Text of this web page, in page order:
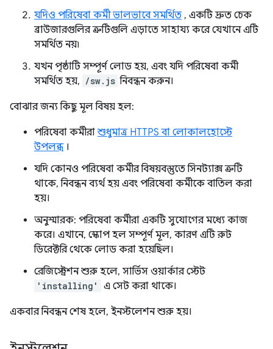
যদিও পরিষেবা কর্মী ভালভাবে সমর্থিত , একটি দ্রুত চেক
ব্রাউজারগুলির ত্রুটিগুলি এড়াতে সাহায্য করে যেখানে এটি
সমর্থিত নয়৷
যখন পৃষ্ঠাটি সম্পূর্ণ লোড হয়, এবং যদি পরিষেবা কর্মী
সমর্থিত হয়, /sw.js নিবন্ধন করুন।
বোঝার জন্য কিছু মূল বিষয় হল:
পরিষেবা কর্মীরা শুধুমাত্র HTTPS বা লোকালহোস্টে
উপলব্ধ।
যদি কোনও পরিষেবা কর্মীর বিষয়বস্তুতে সিনট্যাক্স ত্রুটি
থাকে, নিবন্ধন ব্যর্থ হয় এবং পরিষেবা কর্মীকে বাতিল করা
হয়।
অনুস্মারক: পরিষেবা কর্মীরা একটি সুযোগের মধ্যে কাজ
করে। এখানে, স্কোপ হল সম্পূর্ণ মূল, কারণ এটি রুট
ডিরেক্টরি থেকে লোড করা হয়েছিল।
রেজিস্ট্রেশন শুরু হলে, সার্ভিস ওয়ার্কার স্টেট
'installing' এ সেট করা থাকে।
একবার নিবন্ধন শেষ হলে, ইনস্টলেশন শুরু হয়।